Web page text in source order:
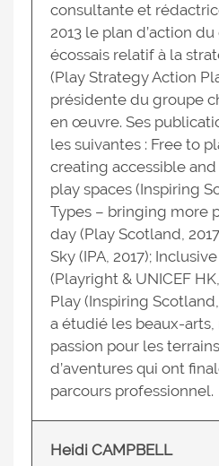
consultante et
2013 le plan d’action
écossais relatif à la
(Play Strategy Action
présidente du groupe
en œuvre. Ses
les suivantes : Free to
creating accessible
play spaces (Inspiring
Types – bringing more
day (Play Scotland,
Sky (IPA, 2017);
(Playright & UNICEF
Play (Inspiring
a étudié les beaux-arts,
passion pour les
d’aventures qui ont
parcours professionnel.
Heidi CAMPBELL